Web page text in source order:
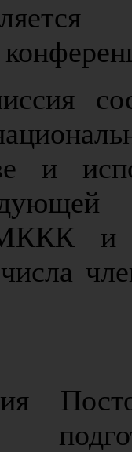
и
МККК